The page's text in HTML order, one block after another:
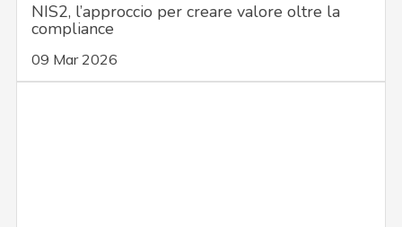
NIS2, l’approccio per creare valore oltre la
compliance
09 Mar 2026